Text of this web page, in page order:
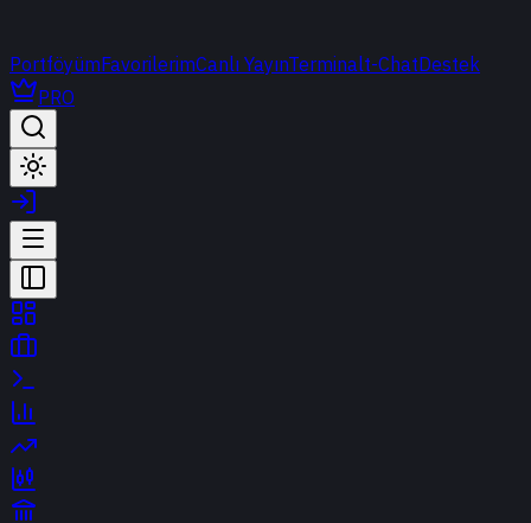
PortföyümFavorilerimCanlı YayınTerminalt-ChatDestek
PRO